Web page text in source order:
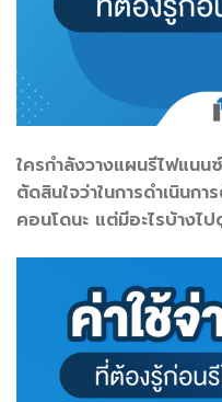
ใครกำลังวางแผนรีไฟแน
ตัดสินใจว่าในการดำเนินก
คอนโดนะ แต่มีอะไรบ้างไป